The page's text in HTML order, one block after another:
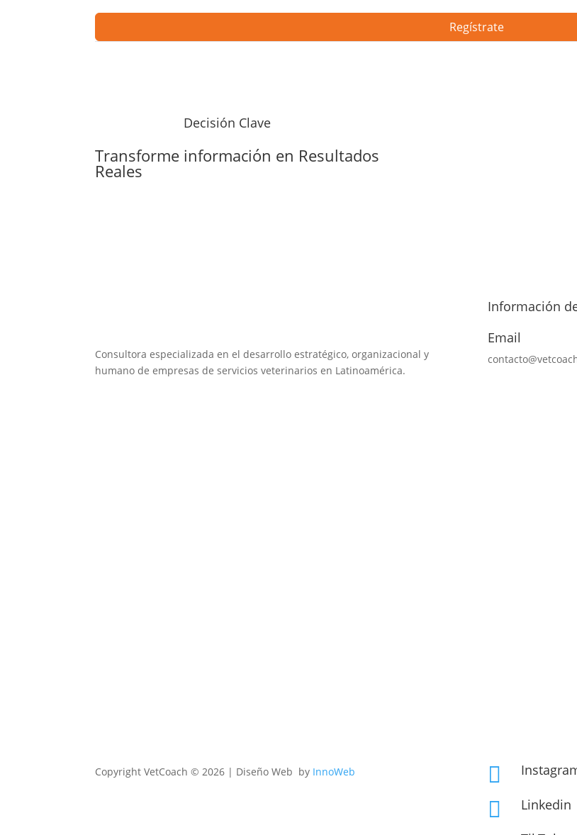
Regístrate
Decisión Clave
Transforme información en Resultados
Reales
Consultora especializada en el desarrollo estratégico, organizacional y
humano de empresas de servicios veterinarios en Latinoamérica.
Información
Email
Copyright VetCoach © 2026 | Diseño Web by InnoWeb 
 Linkedin